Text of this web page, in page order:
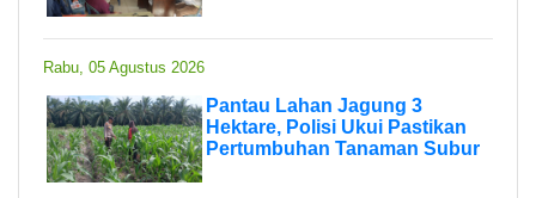
Rabu, 05 Agustus 2026
Pantau Lahan Jagung 3
Hektare, Polisi Ukui Pastikan
Pertumbuhan Tanaman Subur